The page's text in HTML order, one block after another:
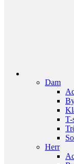
Dam
T-
Herr